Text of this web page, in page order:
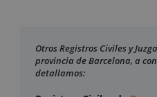
Otros Registros Civiles y
provincia de Barcelona, a
detallamos: